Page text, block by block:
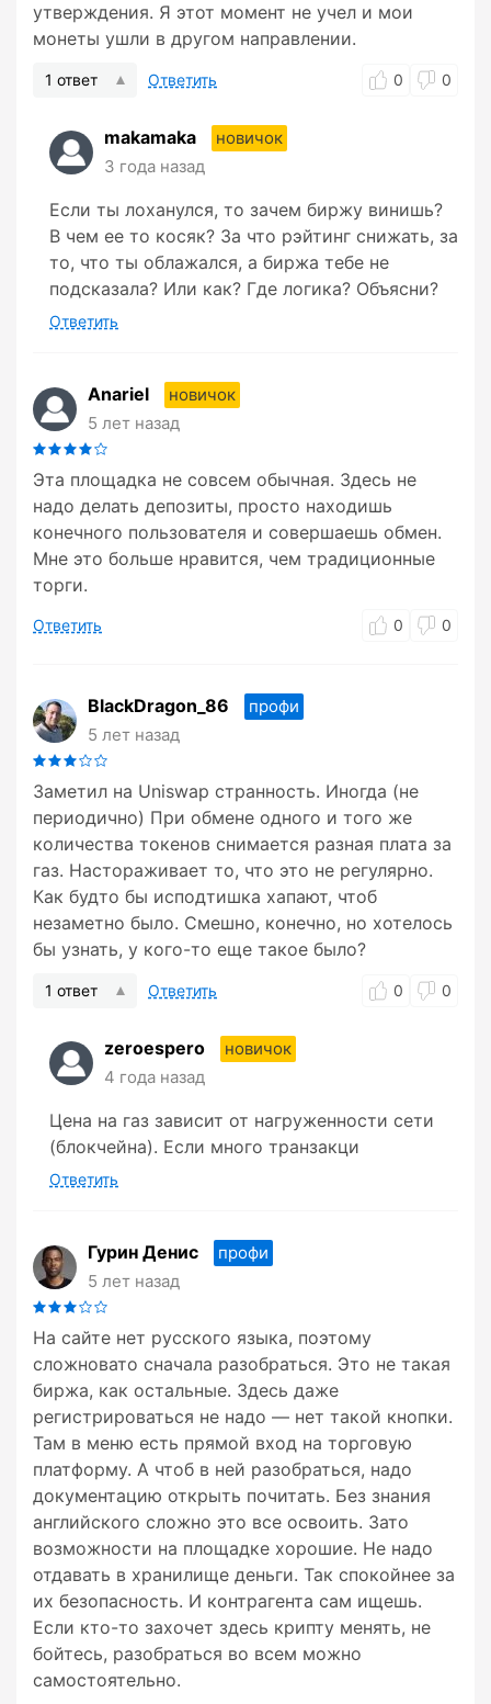
утверждения. Я этот момент не учел и мои
монеты ушли в другом направлении.
1 ответ Ответить 0 0
makamaka
новичок
3 года назад
Если ты лоханулся, то зачем биржу винишь?
В чем ее то косяк? За что рэйтинг снижать, за
то, что ты облажался, а биржа тебе не
подсказала? Или как? Где логика? Объясни?
Ответить
Anariel
новичок
5 лет назад
Эта площадка не совсем обычная. Здесь не
надо делать депозиты, просто находишь
конечного пользователя и совершаешь обмен.
Мне это больше нравится, чем традиционные
торги.
Ответить 0 0
BlackDragon_86
профи
5 лет назад
Заметил на Uniswap странность. Иногда (не
периодично) При обмене одного и того же
количества токенов снимается разная плата за
газ. Настораживает то, что это не регулярно.
Как будто бы исподтишка хапают, чтоб
незаметно было. Смешно, конечно, но хотелось
бы узнать, у кого-то еще такое было?
1 ответ Ответить 0 0
zeroespero
новичок
4 года назад
Цена на газ зависит от нагруженности сети
(блокчейна). Если много транзакци
Ответить
Гурин Денис
профи
5 лет назад
На сайте нет русского языка, поэтому
сложновато сначала разобраться. Это не такая
биржа, как остальные. Здесь даже
регистрироваться не надо — нет такой кнопки.
Там в меню есть прямой вход на торговую
платформу. А чтоб в ней разобраться, надо
документацию открыть почитать. Без знания
английского сложно это все освоить. Зато
возможности на площадке хорошие. Не надо
отдавать в хранилище деньги. Так спокойнее за
их безопасность. И контрагента сам ищешь.
Если кто-то захочет здесь крипту менять, не
бойтесь, разобраться во всем можно
самостоятельно.